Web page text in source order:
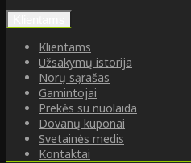
Klientams
Užsakymų istorija
Norų sąrašas
Gamintojai
Prekės su nuolaida
Dovanų kuponai
Svetainės medis
Kontaktai